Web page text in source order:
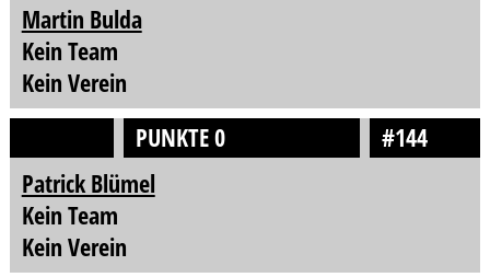
Martin Bulda
Kein Team
Kein Verein
PUNKTE 0
#144
Patrick Blümel
Kein Team
Kein Verein